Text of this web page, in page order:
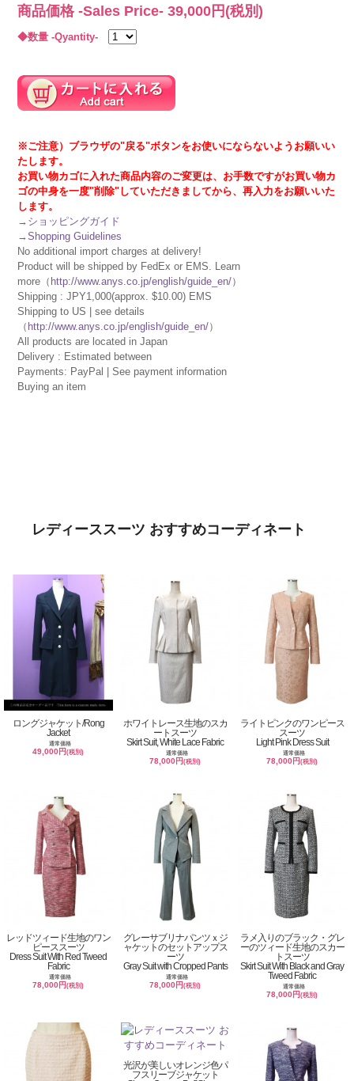
商品価格 -Sales Price-39,000 円(税別)
◆数量 -Qyantity-
※ご注意）ブラウザの"戻る"ボタンをお使いにならないようお願いい
たします。
お買い物カゴに入れた商品内容のご変更は、お手数ですがお買い物カ
ゴの中身を一度"削除"していただきましてから、再入力をお願いいた
します。
→ ショッピングガイド
→Shopping Guidelines
No additional import charges at delivery!
Product will be shipped by FedEx or EMS. Learn
more（ http://www.anys.co.jp/english/guide_en/）
Shipping : JPY1,000(approx. $10.00) EMS
Shipping to US | see details
（ http://www.anys.co.jp/english/guide_en/）
All products are located in Japan
Delivery : Estimated between
Payments: PayPal | See payment information
Buying an item
レディーススーツ おすすめコーディネート
ロングジャケット/Rong
Jacket
通常価格
49,000円(税別)
ホワイトレース生地のスカ
ートスーツ
Skirt Suit, White Lace Fabric
通常価格
78,000円(税別)
ライトピンクのワンピース
スーツ
Light Pink Dress Suit
通常価格
78,000円(税別)
レッドツィード生地のワン
ピーススーツ
Dress Suit With Red Tweed
Fabric
通常価格
78,000円(税別)
グレーサブリナパンツｘジ
ャケットのセットアップス
ーツ
Gray Suit with Cropped Pants
通常価格
78,000円(税別)
ラメ入りのブラック・グレ
ーのツィード生地のスカー
トスーツ
Skirt Suit With Black and Gray
Tweed Fabric
通常価格
78,000円(税別)
光沢が美しいオレンジ色パ
フスリーブジャケット